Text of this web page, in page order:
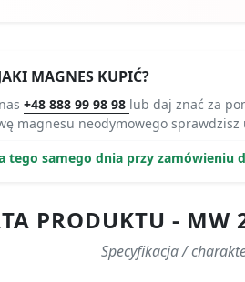
MAGNES KUPIĆ?
+48 888 99 98 98 lub daj znać za
magnesu neodymowego sprawdzisz
tego samego dnia przy zamówieniu
PRODUKTU -
Specyfikacja /